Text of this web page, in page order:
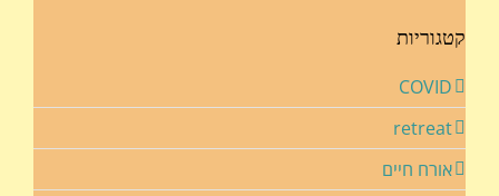
קטגוריות
COVID
retreat
אורח חיים